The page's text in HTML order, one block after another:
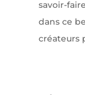
savoir-
dans ce
créateurs